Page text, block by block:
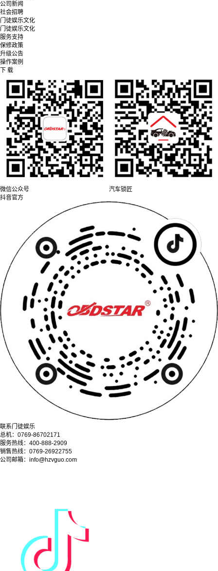
公司新闻
社会招聘
门徒娱乐文化
门徒娱乐文化
服务支持
保修政策
升级公告
操作案例
下 载
微信公众号
抖音官方
汽车锁匠
联系门徒娱乐
总机：0769-86702171
服务热线：400-888-2909
销售热线：0769-26922755
公司邮箱：info@hzvguo.com